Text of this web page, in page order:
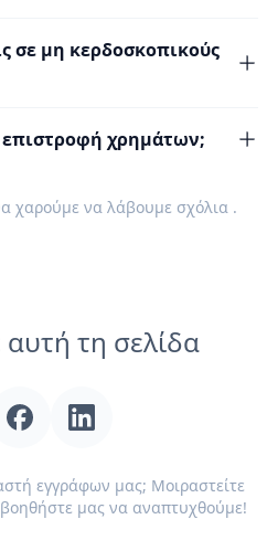
σε μη κερδοσκοπικούς
χρημάτων;
χαρούμε να λάβουμε σχόλια.
τη σελίδα
εγγράφων μας; Μοιραστείτε
μας να αναπτυχθούμε!